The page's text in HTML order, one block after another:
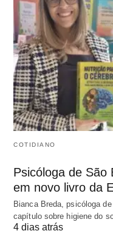
COTIDIANO
Psicóloga de São
em novo livro da
Bianca Breda, psicóloga
capítulo sobre higiene do
4 dias atrás